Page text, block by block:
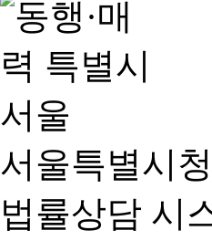
서울특별시
법률상담 시